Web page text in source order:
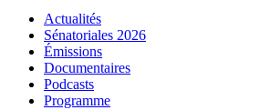
Actualités
Sénatoriales 2026
Émissions
Documentaires
Podcasts
Programme